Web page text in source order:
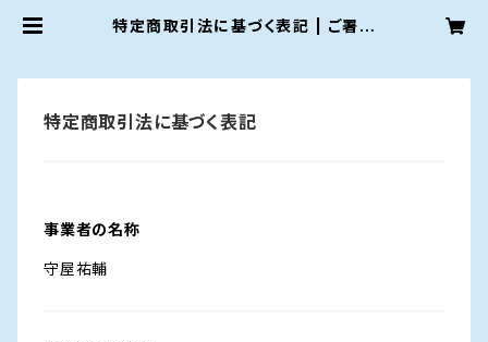
特定商取引法に基づく表記 | ご署名
特定商取引法に基づく表記
事業者の名称
守屋祐輔